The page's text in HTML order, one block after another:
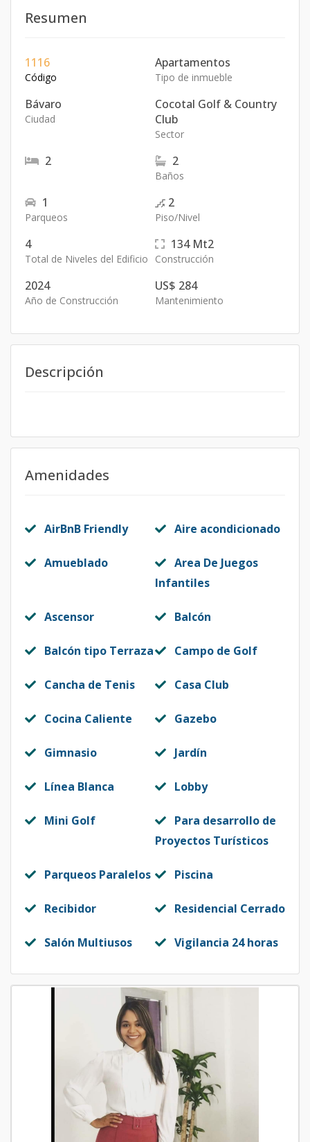
Resumen
1116
Código
Apartamentos
Tipo de inmueble
Bávaro
Ciudad
Cocotal Golf & Country
Club
Sector
2 2
Baños
1
Parqueos
2
Piso/Nivel
4
Total de Niveles del Edificio
134 Mt2
Construcción
2024
Año de Construcción
US$ 284
Mantenimiento
Descripción
Amenidades
AirBnB Friendly Aire acondicionado
Amueblado
Area De Juegos
Infantiles
Ascensor Balcón
Balcón tipo Terraza Campo de Golf
Cancha de Tenis Casa Club
Cocina Caliente Gazebo
Gimnasio Jardín
Línea Blanca Lobby
Mini Golf
Para desarrollo de
Proyectos Turísticos
Parqueos Paralelos Piscina
Recibidor Residencial Cerrado
Salón Multiusos Vigilancia 24 horas